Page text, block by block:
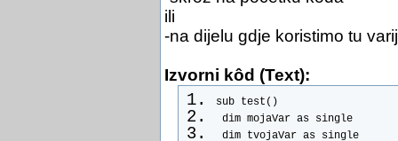
ili
-na dijelu gdje koristimo tu
Izvorni kôd (Text):
sub test()
dim mojaVar as single
dim tvojaVar as single